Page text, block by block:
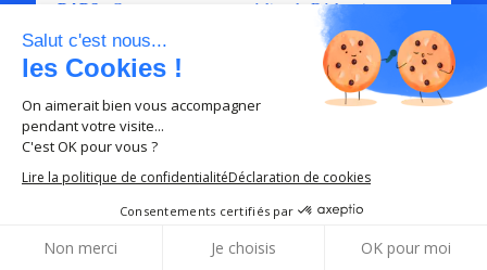
Salut c'est nous...
les Cookies !
On aimerait bien vous accompagner
pendant votre visite...
C'est OK pour vous ?
Lire la politique de confidentialitéDéclaration de cookies
Consentements certifiés par
Non merci Je choisis OK pour moi
DADS : Comprenez comment réaliser la Déclaration
Annuelle des Données Sociales et éviter les erreurs
fréquentes.
de Anne Lewin Fleur
Lire l'article 18 novembre 2024